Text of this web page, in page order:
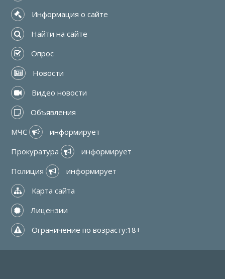
Информация о сайте
Найти на сайте
Опрос
Новости
Видео новости
Объявления
МЧС
информирует
Прокуратура
информирует
Полиция
информирует
Карта сайта
Лицензии
Ограничение по возрасту:18+